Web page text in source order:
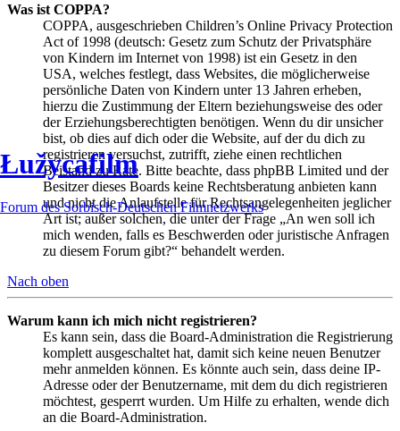
Łužycafilm
Forum des Sorbisch-Deutschen Filmnetzwerks
Was ist COPPA?
COPPA, ausgeschrieben Children’s Online Privacy Protection
Act of 1998 (deutsch: Gesetz zum Schutz der Privatsphäre
von Kindern im Internet von 1998) ist ein Gesetz in den
USA, welches festlegt, dass Websites, die möglicherweise
persönliche Daten von Kindern unter 13 Jahren erheben,
hierzu die Zustimmung der Eltern beziehungsweise des oder
der Erziehungsberechtigten benötigen. Wenn du dir unsicher
bist, ob dies auf dich oder die Website, auf der du dich zu
registrieren versuchst, zutrifft, ziehe einen rechtlichen
Beistand zu Rate. Bitte beachte, dass phpBB Limited und der
Besitzer dieses Boards keine Rechtsberatung anbieten kann
und nicht die Anlaufstelle für Rechtsangelegenheiten jeglicher
Art ist; außer solchen, die unter der Frage „An wen soll ich
mich wenden, falls es Beschwerden oder juristische Anfragen
zu diesem Forum gibt?“ behandelt werden.
Nach oben
Warum kann ich mich nicht registrieren?
Es kann sein, dass die Board-Administration die Registrierung
komplett ausgeschaltet hat, damit sich keine neuen Benutzer
mehr anmelden können. Es könnte auch sein, dass deine IP-
Adresse oder der Benutzername, mit dem du dich registrieren
möchtest, gesperrt wurden. Um Hilfe zu erhalten, wende dich
an die Board-Administration.